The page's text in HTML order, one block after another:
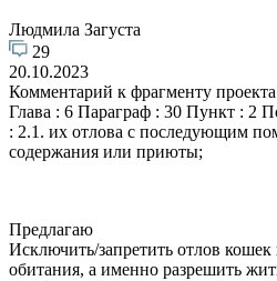
Людмила Загуста
29
20.10.2023
Комментарий к фрагменту
Глава : 6 Параграф : 30 Пункт : 2
: 2.1. их отлова с последующим
содержания или приюты;
Предлагаю
Исключить/запретить отлов
обитания, а именно разрешить